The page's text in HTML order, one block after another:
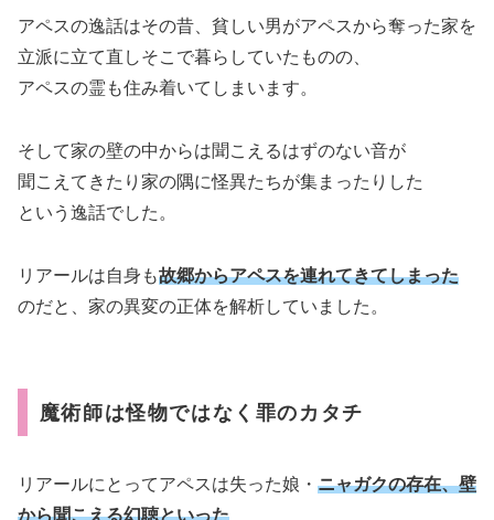
アペスの逸話はその昔、貧しい男がアペスから奪った家を
立派に立て直しそこで暮らしていたものの、
アペスの霊も住み着いてしまいます。
そして家の壁の中からは聞こえるはずのない音が
聞こえてきたり家の隅に怪異たちが集まったりした
という逸話でした。
リアールは自身も故郷からアペスを連れてきてしまった
のだと、家の異変の正体を解析していました。
魔術師は怪物ではなく罪のカタチ
リアールにとってアペスは失った娘・ ニャガクの存在、壁
から聞こえる幻聴といった